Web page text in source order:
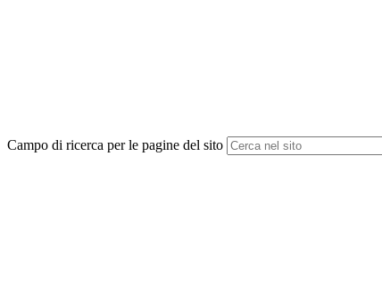
Campo di ricerca per le pagine del sito